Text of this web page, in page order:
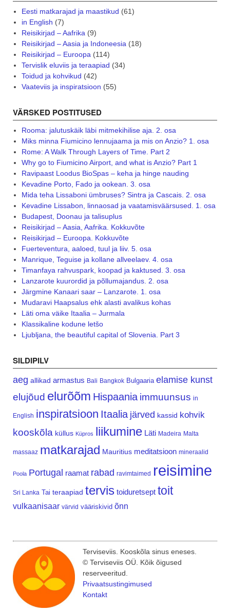
Eesti matkarajad ja maastikud (61)
in English (7)
Reisikirjad – Aafrika (9)
Reisikirjad – Aasia ja Indoneesia (18)
Reisikirjad – Euroopa (114)
Tervislik eluviis ja teraapiad (34)
Toidud ja kohvikud (42)
Vaateviis ja inspiratsioon (55)
VÄRSKED POSTITUSED
Rooma: jalutuskäik läbi mitmekihilise aja. 2. osa
Miks minna Fiumicino lennujaama ja mis on Anzio? 1. osa
Rome: A Walk Through Layers of Time. Part 2
Why go to Fiumicino Airport, and what is Anzio? Part 1
Ravipaast Loodus BioSpas – keha ja hinge nauding
Kevadine Porto, Fado ja ookean. 3. osa
Mida teha Lissaboni ümbruses? Sintra ja Cascais. 2. osa
Kevadine Lissabon, linnaosad ja vaatamisväärsused. 1. osa
Budapest, Doonau ja talisuplus
Reisikirjad – Aasia, Aafrika. Kokkuvõte
Reisikirjad – Euroopa. Kokkuvõte
Fuerteventura, aaloed, tuul ja liiv. 5. osa
Manrique, Teguise ja kollane allveelaev. 4. osa
Timanfaya rahvuspark, koopad ja kaktused. 3. osa
Lanzarote kuurordid ja põllumajandus. 2. osa
Järgmine Kanaari saar – Lanzarote. 1. osa
Mudaravi Haapsalus ehk alasti avalikus kohas
Läti oma väike Itaalia – Jurmala
Klassikaline kodune letšo
Ljubljana, the beautiful capital of Slovenia. Part 3
SILDIPILV
aeg allikad armastus Bali Bangkok Bulgaaria elamise kunst
elujõud elurõõm Hispaania immuunsus in
English inspiratsioon Itaalia järved kassid kohvik
kooskõla küllus Küpros liikumine Läti Madeira Malta
massaaz matkarajad Mauritius meditatsioon mineraalid
Poola Portugal raamat rabad ravimtaimed reisimine
Sri Lanka Tai teraapiad tervis toiduretsept toit
vulkaanisaar värvid vääriskivid õnn
Terviseviis. Kooskõla sinus eneses.
© Terviseviis OÜ. Kõik õigused
reserveeritud.
Privaatsustingimused
Kontakt